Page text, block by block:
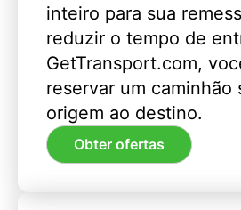
inteiro para sua
reduzir o tempo de
GetTransport.com,
reservar um caminhão
origem ao destino.
Obter ofertas